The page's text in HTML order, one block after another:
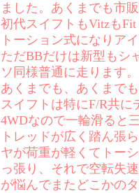
ました。あくまでも市
初代スイフトもVitzも
トーション式になりア
ただBBだけは新型もシ
ソ同様普通に走ります
あくまでも、あくまで
スイフトは特にF/R共
4WDなので一輪滑ると
トレッドが広く踏ん張
ヤが荷重が軽くてトー
っ張り、それで空転失
が悩んでまたどこかの